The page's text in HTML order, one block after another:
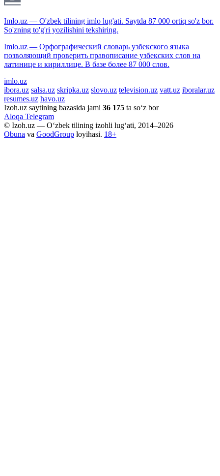
Imlo.uz — O'zbek tilining imlo lug'ati. Saytda 87 000 ortiq so'z bor.
So'zning to'g'ri yozilishini tekshiring.
Imlo.uz — Орфографический словарь узбекского языка
позволяющий проверить правописание узбекских слов на
латинице и кириллице. В базе более 87 000 слов.
imlo.uz
ibora.uz salsa.uz skripka.uz slovo.uz television.uz vatt.uz iboralar.uz
resumes.uz havo.uz
Izoh.uz saytining bazasida jami 36 175 ta so‘z bor
Aloqa Telegram
© Izoh.uz — O‘zbek tilining izohli lug‘ati, 2014–2026
Obuna va GoodGroup loyihasi. 18+